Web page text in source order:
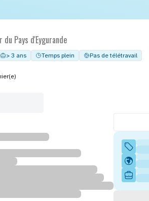
Pays d'Eygurande
> 3 ans Temps plein Pas de télétravail